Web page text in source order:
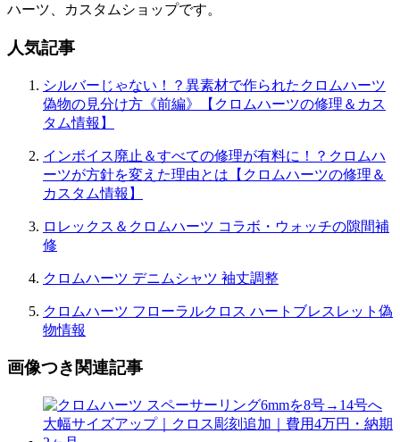
ハーツ、カスタムショップです。
人気記事
シルバーじゃない！？異素材で作られたクロムハーツ
偽物の見分け方《前編》【クロムハーツの修理＆カス
タム情報】
インボイス廃止＆すべての修理が有料に！？クロムハ
ーツが方針を変えた理由とは【クロムハーツの修理＆
カスタム情報】
ロレックス＆クロムハーツ コラボ・ウォッチの隙間補
修
クロムハーツ デニムシャツ 袖丈調整
クロムハーツ フローラルクロス ハートブレスレット偽
物情報
画像つき関連記事